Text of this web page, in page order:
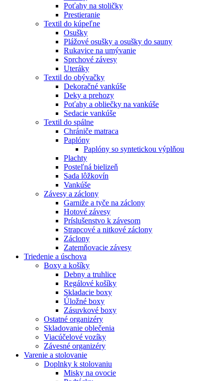
Poťahy na stoličky
Prestieranie
Textil do kúpeľne
Osušky
Plážové osušky a osušky do sauny
Rukavice na umývanie
Sprchové závesy
Uteráky
Textil do obývačky
Dekoračné vankúše
Deky a prehozy
Poťahy a obliečky na vankúše
Sedacie vankúše
Textil do spálne
Chrániče matraca
Paplóny
Paplóny so syntetickou výplňou
Plachty
Posteľná bielizeň
Sada lôžkovín
Vankúše
Závesy a záclony
Garniže a tyče na záclony
Hotové závesy
Príslušenstvo k závesom
Strapcové a nitkové záclony
Záclony
Zatemňovacie závesy
Triedenie a úschova
Boxy a košíky
Debny a truhlice
Regálové košíky
Skladacie boxy
Úložné boxy
Zásuvkové boxy
Ostatné organizéry
Skladovanie oblečenia
Viacúčelové vozíky
Závesné organizéry
Varenie a stolovanie
Doplnky k stolovaniu
Misky na ovocie